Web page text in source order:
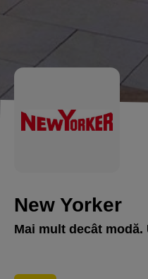
New Yorker
Mai mult decât modă.